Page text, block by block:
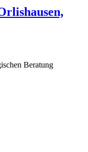
Beratung